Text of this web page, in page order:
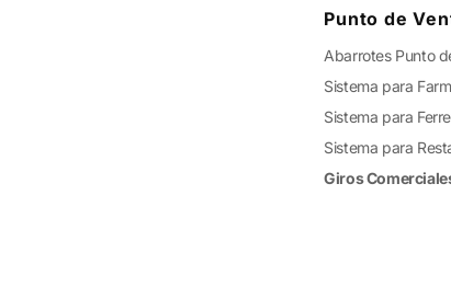
Punto de
Abarrotes Punto
Sistema para
Sistema para
Sistema para
Giros